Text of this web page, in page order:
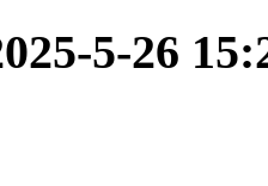
5-26